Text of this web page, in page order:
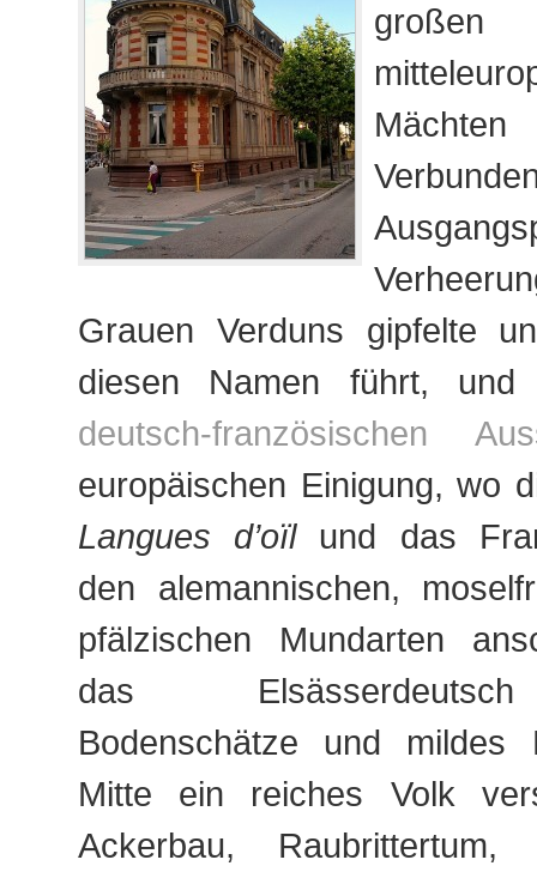
großen
Grauen Verduns gipfelte
diesen Namen führt, und
deutsch-französischen
europäischen Einigung, wo
Langues d’oïlund das
den alemannischen,
pfälzischen Mundarten
das
Bodenschätze und
Mitte ein reiches Volk
Ackerbau, Raubrittertum,